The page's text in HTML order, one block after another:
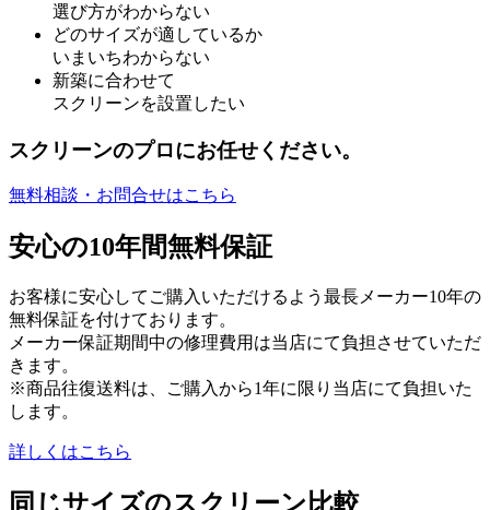
選び方がわからない
どのサイズが適しているか
いまいちわからない
新築に合わせて
スクリーンを設置したい
スクリーンのプロにお任せください。
無料相談・お問合せはこちら
安心の10年間無料保証
お客様に安心してご購入いただけるよう最長メーカー10年の
無料保証を付けております。
メーカー保証期間中の修理費用は当店にて負担させていただ
きます。
※商品往復送料は、ご購入から1年に限り当店にて負担いた
します。
詳しくはこちら
同じサイズのスクリーン比較